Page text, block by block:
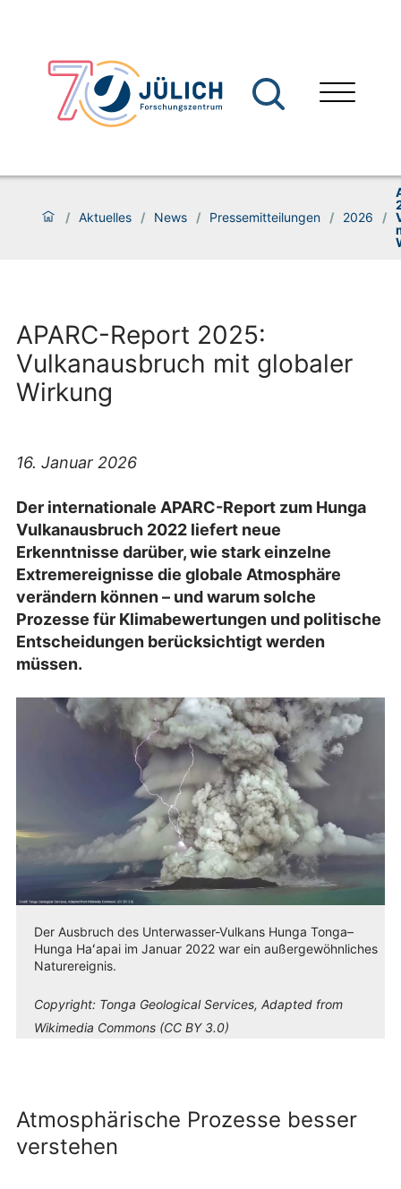
/ Aktuelles / News / Pressemitteilungen / 2026 /
APARC-Report 2025:
Vulkanausbruch mit globaler
Wirkung
16. Januar 2026
Der internationale APARC-Report zum Hunga
Vulkanausbruch 2022 liefert neue
Erkenntnisse darüber, wie stark einzelne
Extremereignisse die globale Atmosphäre
verändern können – und warum solche
Prozesse für Klimabewertungen und politische
Entscheidungen berücksichtigt werden
müssen.
Der Ausbruch des Unterwasser-Vulkans Hunga Tonga–
Hunga Haʻapai im Januar 2022 war ein außergewöhnliches
Naturereignis.
Copyright: Tonga Geological Services, Adapted from
Wikimedia Commons (CC BY 3.0)
Atmosphärische Prozesse besser
verstehen